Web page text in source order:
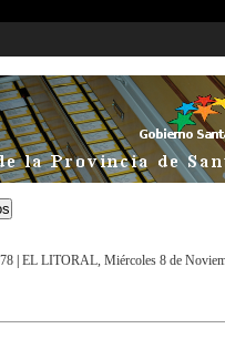
EL LITORAL, Miércoles 8 de